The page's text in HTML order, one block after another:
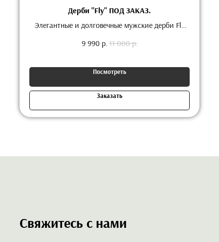
Дерби "Fly" ПОД ЗАКАЗ.
Элегантные и долговечные мужские дерби Fly
погоду.
9 990 р.11 000р.
Посмотреть
Заказать
Свяжитесь с нами